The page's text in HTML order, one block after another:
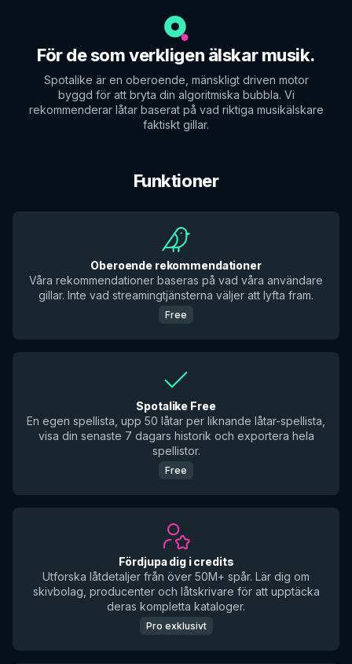
För de som verkligen älskar musik.
Spotalike är en oberoende, mänskligt driven motor
byggd för att bryta din algoritmiska bubbla. Vi
rekommenderar låtar baserat på vad riktiga musikälskare
faktiskt gillar.
Funktioner
Oberoende rekommendationer
Våra rekommendationer baseras på vad våra användare
gillar. Inte vad streamingtjänsterna väljer att lyfta fram.
Free
Spotalike Free
En egen spellista, upp 50 låtar per liknande låtar-spellista,
visa din senaste 7 dagars historik och exportera hela
spellistor.
Free
Fördjupa dig i credits
Utforska låtdetaljer från över 50M+ spår. Lär dig om
skivbolag, producenter och låtskrivare för att upptäcka
deras kompletta kataloger.
Pro exklusivt